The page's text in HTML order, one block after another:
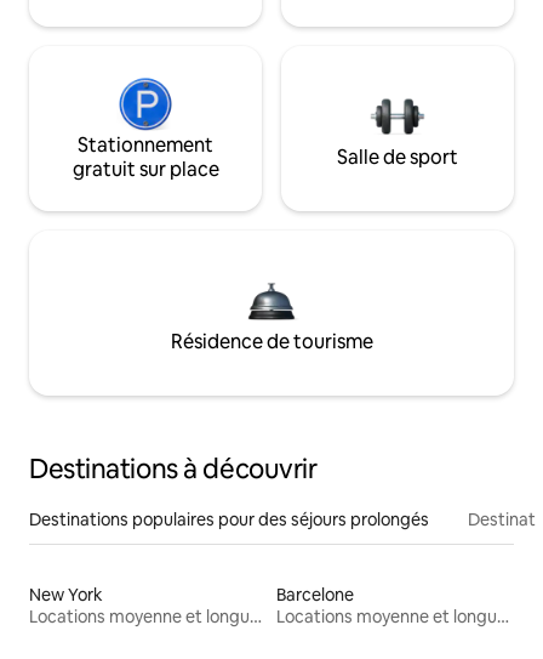
Stationnement
gratuit sur place
Salle de sport
Résidence de tourisme
Destinations à découvrir
Destinations populaires pour des séjours prolongés
New York
Locations moyenne et longue durée
Barcelone
Locations moyenne et longue durée